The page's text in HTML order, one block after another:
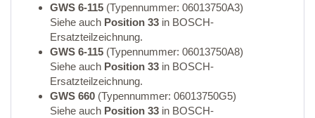
GWS 6-115 (Typennummer: 06013750A3)
Siehe auch Position 33 in BOSCH-
Ersatzteilzeichnung.
GWS 6-115 (Typennummer: 06013750A8)
Siehe auch Position 33 in BOSCH-
Ersatzteilzeichnung.
GWS 660 (Typennummer: 06013750G5)
Siehe auch Position 33 in BOSCH-